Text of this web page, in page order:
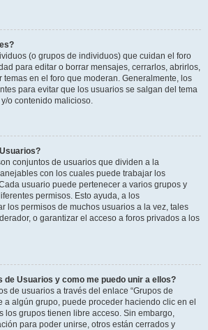
(o grupos de individuos) que cuidan el foro
para editar o borrar mensajes, cerrarlos, abrirlos,
temas en el foro que moderan. Generalmente, los
para evitar que los usuarios se salgan del tema
o contenido malicioso.
conjuntos de usuarios que dividen a la
con los cuales puede trabajar los
usuario puede pertenecer a varios grupos y
permisos. Esto ayuda, a los
los permisos de muchos usuarios a la vez, tales
o garantizar el acceso a foros privados a los
de Usuarios y como me puedo unir a ellos?
de usuarios a través del enlace “Grupos de
a algún grupo, puede proceder haciendo clic en el
los grupos tienen libre acceso. Sin embargo,
para poder unirse, otros están cerrados y